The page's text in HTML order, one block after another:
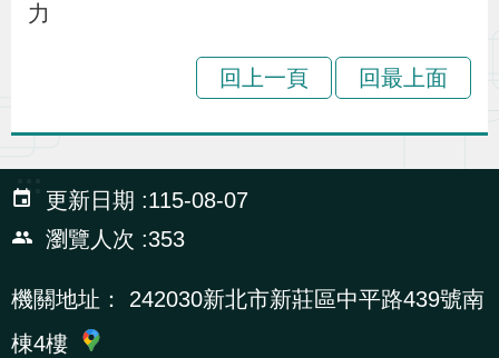
舉
通
置
力
回上一頁 回最上面
:::
更新日期
115-08-07
瀏覽人次
353
機關地址：
242030新北市新莊區中平路439號南
棟4樓